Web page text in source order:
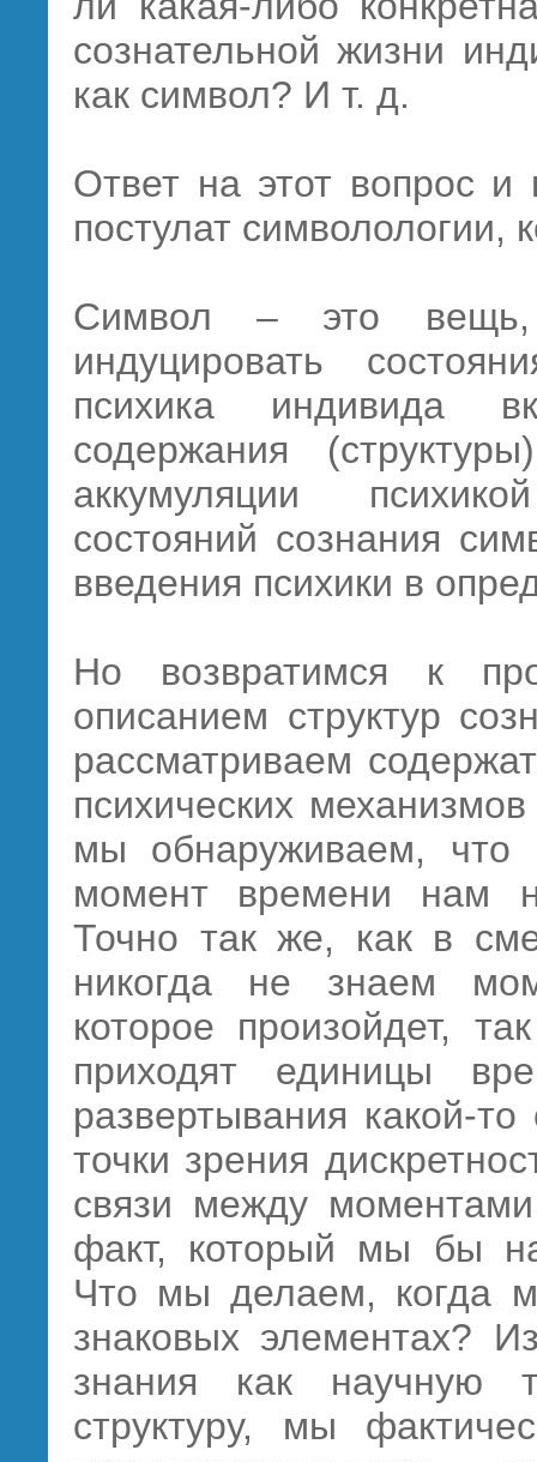
сознательной жизни
как символ? И т. д.
Ответ на этот вопрос и
постулат символологии,
Символ – это вещь,
индуцировать
психика индивида
содержания
аккумуляции
состояний сознания
введения психики в
Но возвратимся к
описанием структур
рассматриваем
психических
мы обнаруживаем, что
момент времени нам
Точно так же, как в
никогда не знаем
которое произойдет,
приходят единицы
развертывания какой-
точки зрения
связи между
факт, который мы бы
Что мы делаем, когда
знаковых элементах?
знания как научную
структуру, мы